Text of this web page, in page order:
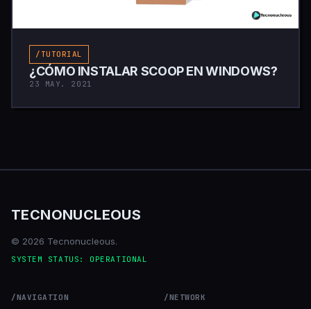
/TUTORIAL
¿CÓMO INSTALAR SCOOP EN WINDOWS?
23 MAY. 2021
TECNONUCLEOUS
© 2026 Tecnonucleous.
SYSTEM STATUS: OPERATIONAL
/NAVIGATION /NETWORK